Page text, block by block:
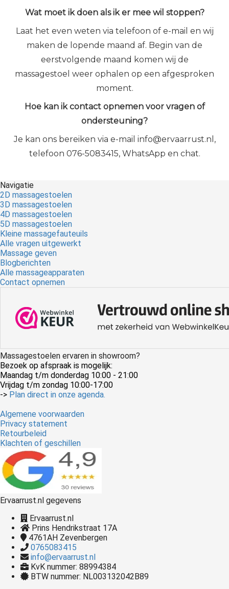
Wat moet ik doen als ik er mee wil stoppen?
Laat het even weten via telefoon of e-mail en wij
maken de lopende maand af. Begin van de
eerstvolgende maand komen wij de
massagestoel weer ophalen op een afgesproken
moment.
Hoe kan ik contact opnemen voor vragen of
ondersteuning?
Je kan ons bereiken via e-mail info@ervaarrust.nl,
telefoon 076-5083415, WhatsApp en chat.
Navigatie
2D massagestoelen
3D massagestoelen
4D massagestoelen
5D massagestoelen
Kleine massagefauteuils
Alle vragen uitgewerkt
Massage geven
Blogberichten
Alle massageapparaten
Contact opnemen
Massagestoelen ervaren in showroom?
Bezoek op afspraak is mogelijk:
Maandag t/m donderdag 10:00 - 21:00
Vrijdag t/m zondag 10:00-17:00
-> Plan direct in onze agenda.
Algemene voorwaarden
Privacy statement
Retourbeleid
Klachten of geschillen
Ervaarrust.nl gegevens
Ervaarrust.nl
Prins Hendrikstraat 17A
4761AH Zevenbergen
0765083415
info@ervaarrust.nl
KvK nummer: 88994384
BTW nummer: NL003132042B89